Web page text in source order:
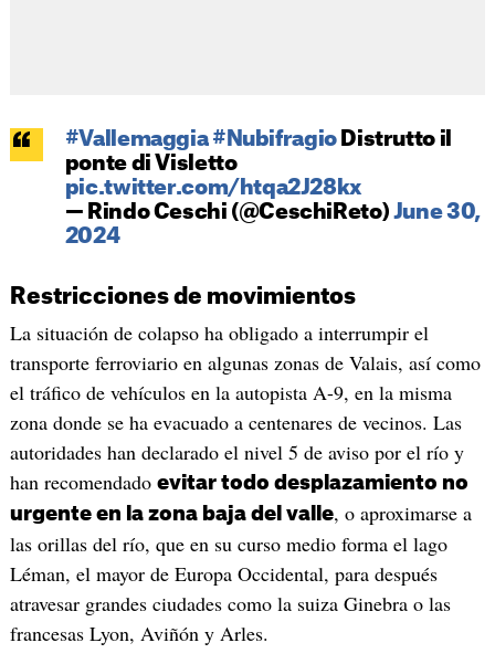
#Vallemaggia #NubifragioDistrutto il
ponte di Visletto
pic.twitter.com/htqa2J28kx
— Rindo Ceschi (@CeschiReto) June 30,
2024
Restricciones de movimientos
La situación de colapso ha obligado a interrumpir el
transporte ferroviario en algunas zonas de Valais, así como
el tráfico de vehículos en la autopista A-9, en la misma
zona donde se ha evacuado a centenares de vecinos. Las
autoridades han declarado el nivel 5 de aviso por el río y
han recomendado evitar todo desplazamiento no
urgente en la zona baja del valle, o aproximarse a
las orillas del río, que en su curso medio forma el lago
Léman, el mayor de Europa Occidental, para después
atravesar grandes ciudades como la suiza Ginebra o las
francesas Lyon, Aviñón y Arles.